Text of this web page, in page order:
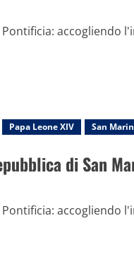
accogliendo
Papa Leone XIV San
di San
accogliendo